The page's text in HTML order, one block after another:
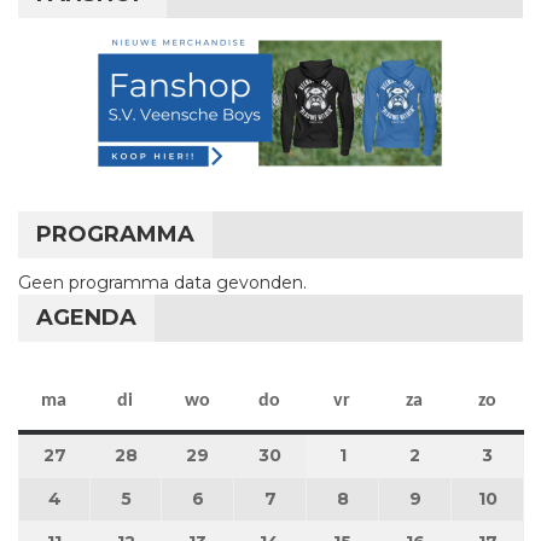
PROGRAMMA
Geen programma data gevonden.
AGENDA
ma maandag
di dinsdag
wo woensdag
do donderdag
vr vrijdag
za zaterdag
zo
27 27 april 2026
28 28 april 2026
29 29 april 2026
30 30 april 2026
11 mei 2026
2 2 mei 2026
3
4 4 mei 2026
55 mei 2026
6 6 mei 2026
7 7 mei 2026
8 8 mei 2026
9 9 mei 2026
10